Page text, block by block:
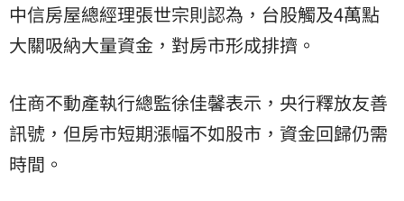
中信房屋總經理張世宗則認為，台股觸及4萬點
大關吸納大量資金，對房市形成排擠。
住商不動產執行總監徐佳馨表示，央行釋放友善
訊號，但房市短期漲幅不如股市，資金回歸仍需
時間。